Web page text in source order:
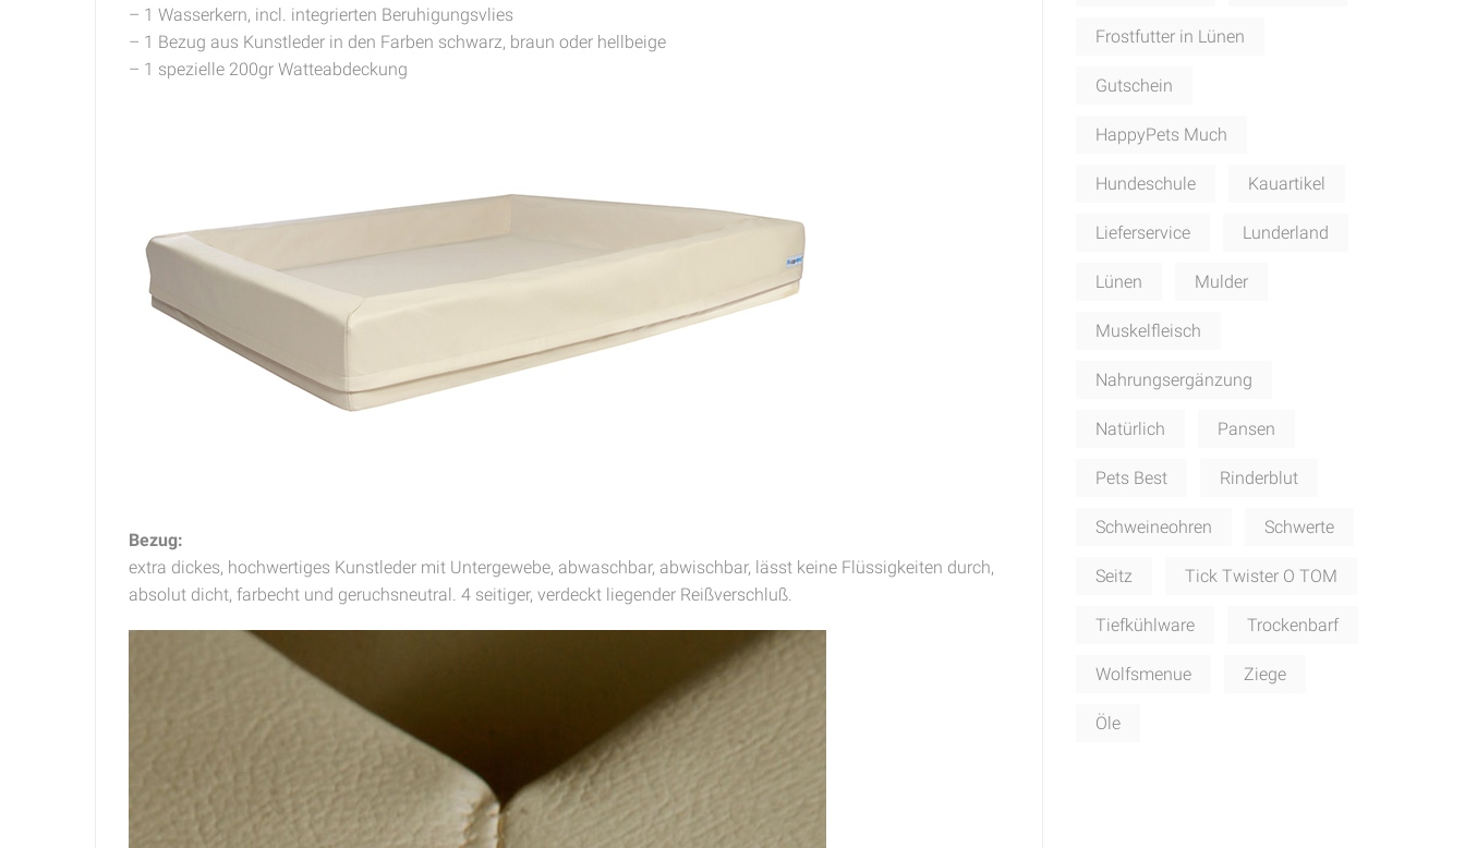
– 1 Wasserkern, incl. integrierten Beruhigungsvlies
– 1 Bezug aus Kunstleder in den Farben schwarz, braun oder hellbeige
– 1 spezielle 200gr Watteabdeckung
Bezug:
extra dickes, hochwertiges Kunstleder mit Untergewebe, abwaschbar, abwischbar, lässt keine Flüssigkeiten durch,
absolut dicht, farbecht und geruchsneutral. 4 seitiger, verdeckt liegender Reißverschluß.
Frostfutter in Lünen
Gutschein
HappyPets Much
Hundeschule Kauartikel
Lieferservice Lunderland
Lünen Mulder
Muskelfleisch
Nahrungsergänzung
Natürlich Pansen
Pets Best Rinderblut
Schweineohren Schwerte
Seitz Tick Twister O TOM
Tiefkühlware Trockenbarf
Wolfsmenue Ziege
Öle